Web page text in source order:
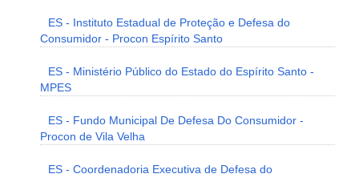
ES - Instituto Estadual de Proteção e Defesa do
Consumidor - Procon Espírito Santo
ES - Ministério Público do Estado do Espírito Santo -
MPES
ES - Fundo Municipal De Defesa Do Consumidor -
Procon de Vila Velha
ES - Coordenadoria Executiva de Defesa do